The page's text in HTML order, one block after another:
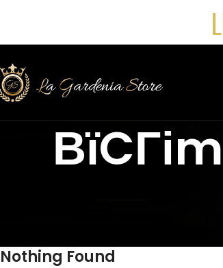
Nothing Found